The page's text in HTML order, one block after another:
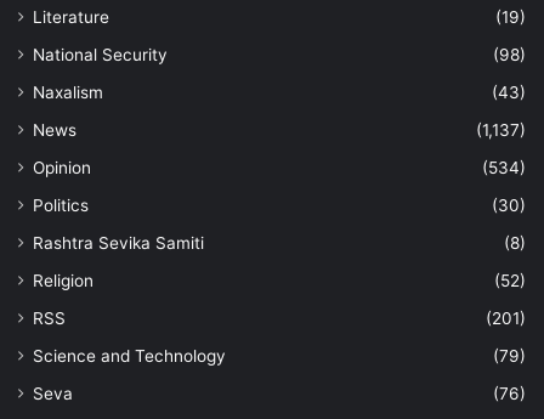
Literature
(19)
National Security
(98)
Naxalism
(43)
News
(1,137)
Opinion
(534)
Politics
(30)
Rashtra Sevika Samiti
(8)
Religion
(52)
RSS
(201)
Science and Technology
(79)
Seva
(76)